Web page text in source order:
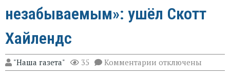
незабываемым»: ушёл Скотт
Хайлендс
"Наша газета" 35 Комментарии к
записи
отключены